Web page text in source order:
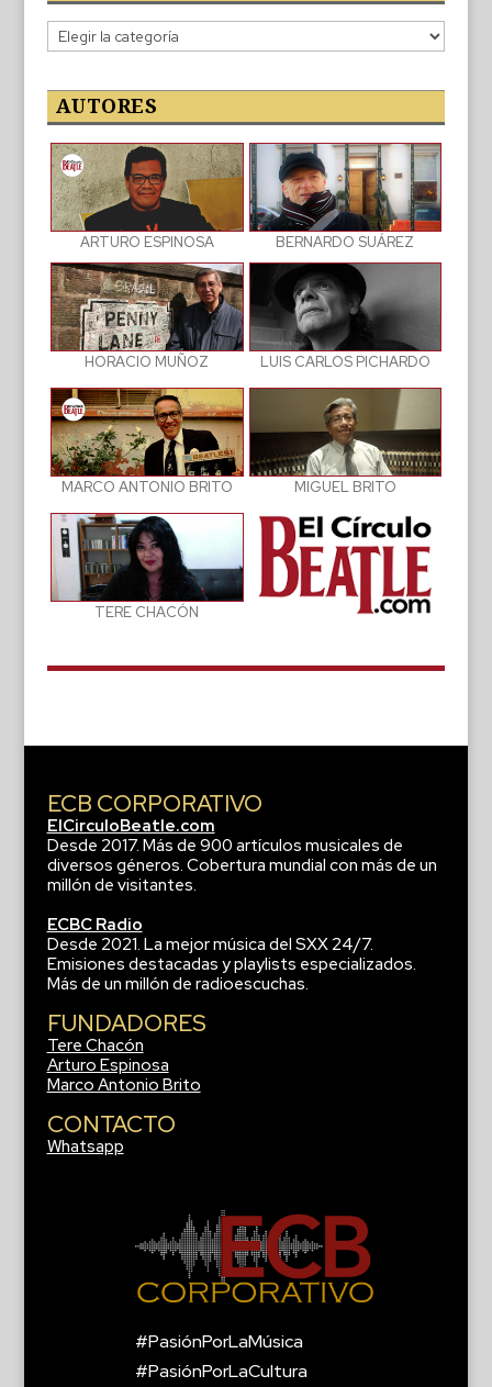
Categorías
de
publicaciones
AUTORES
ARTURO ESPINOSA BERNARDO SUÁREZ
HORACIO MUÑOZ LUIS CARLOS PICHARDO
MARCO ANTONIO BRITO MIGUEL BRITO
TERE CHACÓN
ECB CORPORATIVO
ElCirculoBeatle.com
Desde 2017. Más de 900 artículos musicales de
diversos géneros. Cobertura mundial con más de un
millón de visitantes.
ECBC Radio
Desde 2021. La mejor música del SXX 24/7.
Emisiones destacadas y playlists especializados.
Más de un millón de radioescuchas.
FUNDADORES
Tere Chacón
Arturo Espinosa
Marco Antonio Brito
CONTACTO
Whatsapp
#PasiónPorLaMúsica
#PasiónPorLaCultura